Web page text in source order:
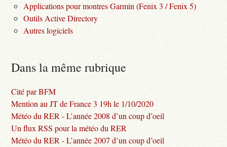
Applications pour montres Garmin (Fenix 3 / Fenix 5)
Outils Active Directory
Autres logiciels
Dans la même rubrique
Cité par BFM
Mention au JT de France 3 19h le 1/10/2020
Météo du RER - L’année 2008 d’un coup d’oeil
Un flux RSS pour la météo du RER
Météo du RER - L’année 2007 d’un coup d’oeil